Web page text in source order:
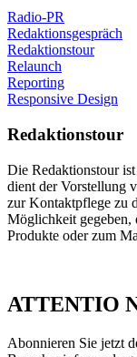
Radio-PR
Redaktionsgespräch
Redaktionstour
Relaunch
Reporting
Responsive Design
Redaktionstour
Die Redaktionstour
dient der Vorstellung
zur Kontaktpflege zu
Möglichkeit gegeben,
Produkte oder zum
ATTENTIO
Abonnieren Sie jetzt